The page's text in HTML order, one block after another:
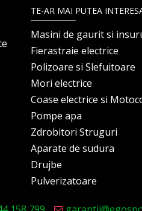
TE-AR MAI PUTEA
Masini de gaurit si
Fierastraie electrice
Polizoare si Slefuitoare
Mori electrice
Coase electrice si
Pompe apa
Zdrobitori Struguri
Aparate de sudura
Drujbe
Pulverizatoare